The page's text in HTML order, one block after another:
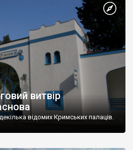
витвір
відомих Кримських палаців.